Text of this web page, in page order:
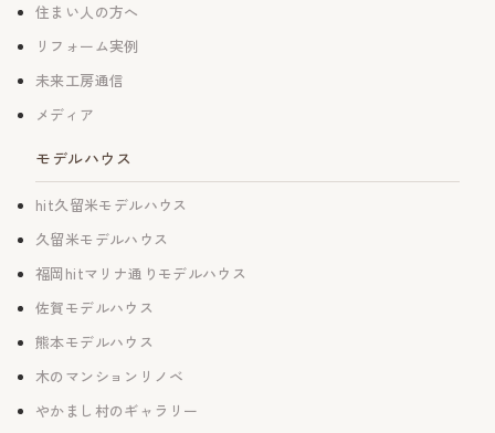
住まい人の方へ
リフォーム実例
未来工房通信
メディア
モデルハウス
hit久留米モデルハウス
久留米モデルハウス
福岡hitマリナ通りモデルハウス
佐賀モデルハウス
熊本モデルハウス
木のマンションリノベ
やかまし村のギャラリー